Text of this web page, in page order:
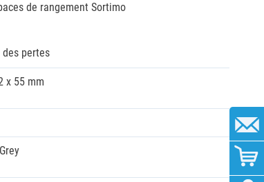
de rangement Sortimo
pertes
x 55 mm